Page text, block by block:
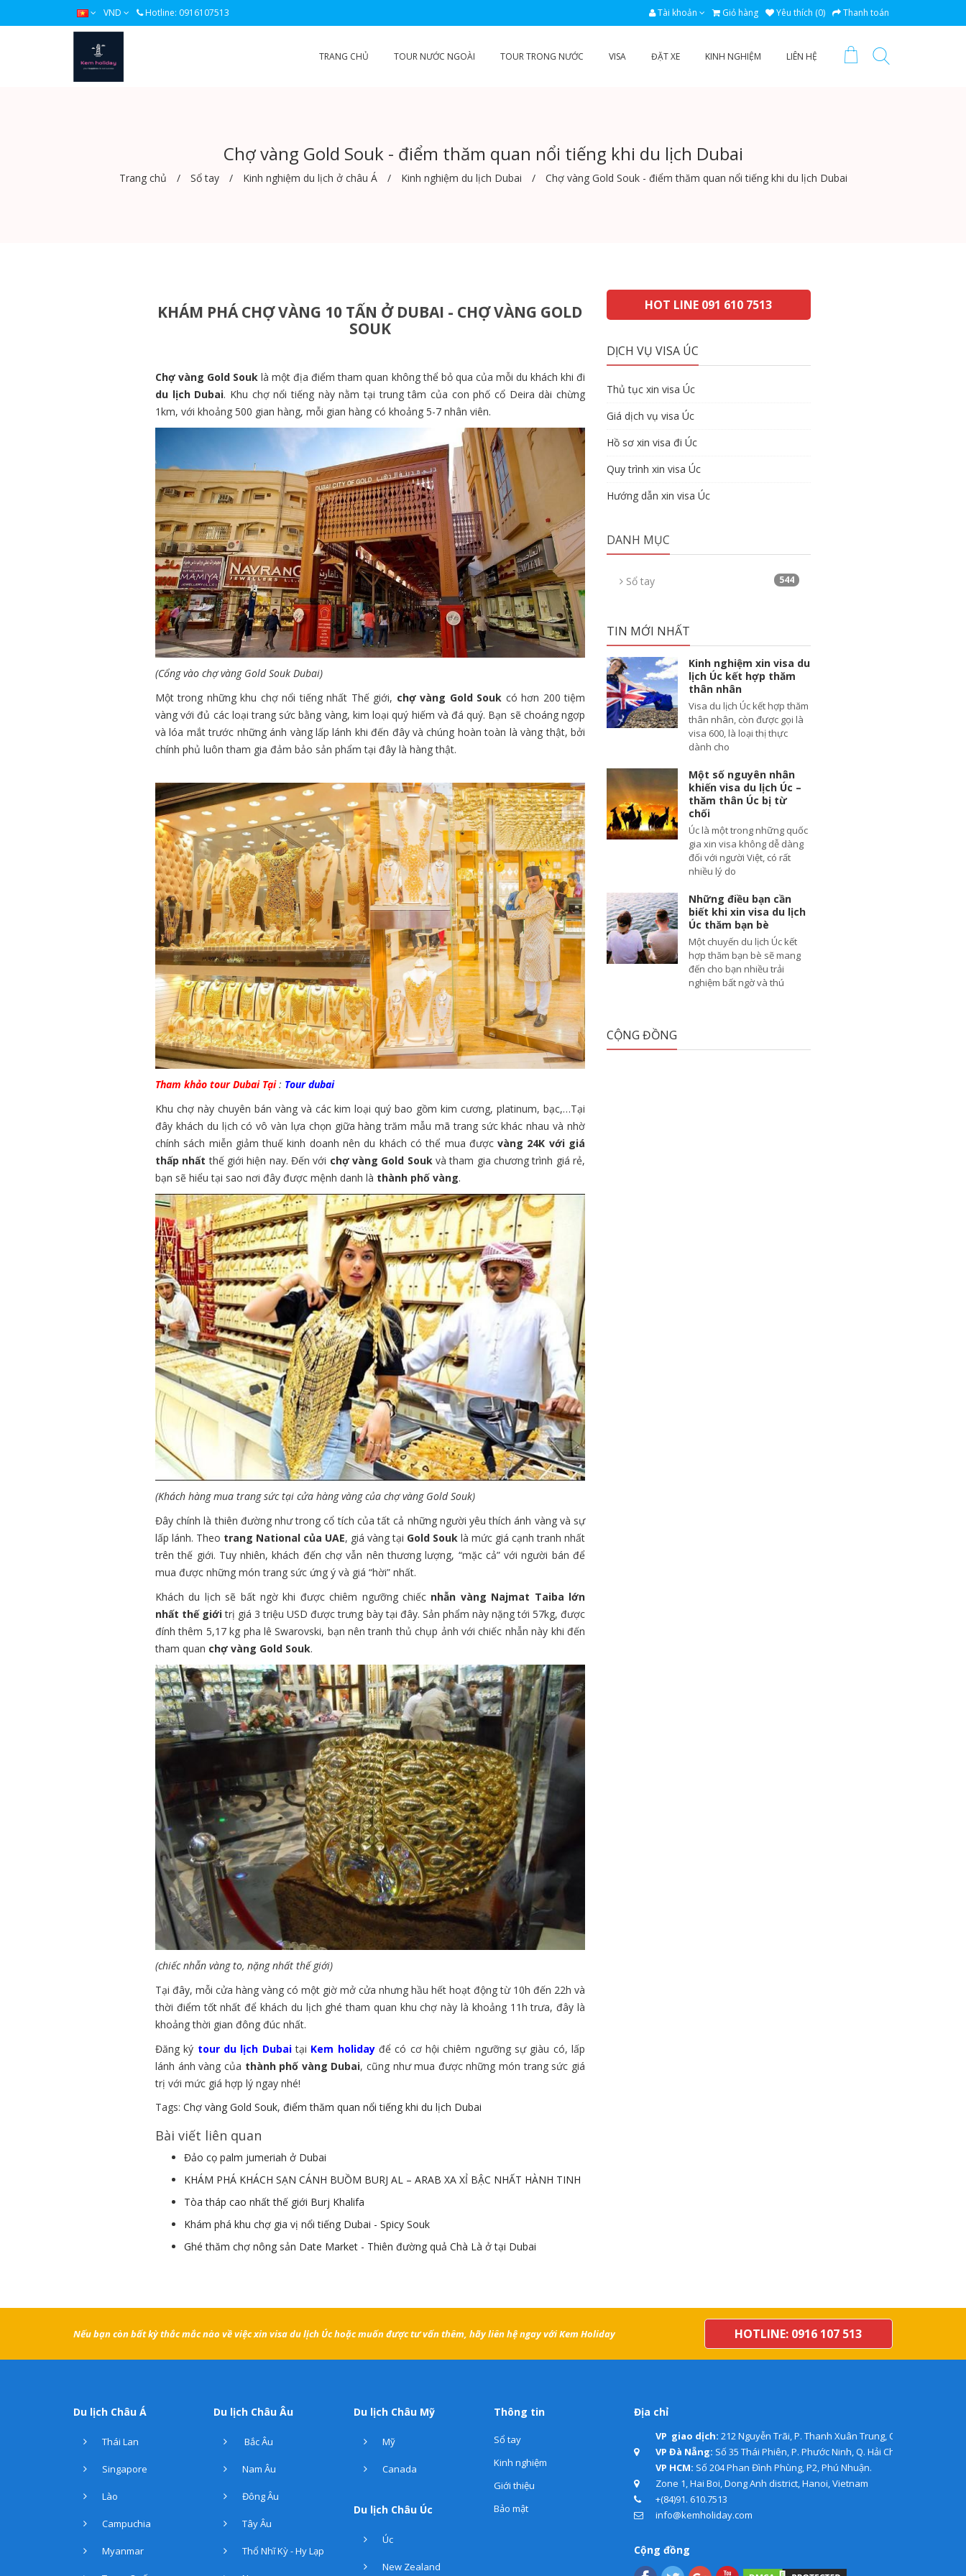
VND Hotline: 0916107513 Tài khoản Giỏ hàng Yêu thích (0) Thanh toán
TRANG CHỦ TOUR NƯỚC NGOÀI TOUR TRONG NƯỚC VISA ĐẶT XE KINH NGHIỆM LIÊN HỆ
Chợ vàng Gold Souk - điểm thăm quan nổi tiếng khi du lịch Dubai
Trang chủ Sổ tay Kinh nghiệm du lịch ở châu Á Kinh nghiệm du lịch Dubai Chợ vàng Gold Souk - điểm thăm quan nổi tiếng khi du lịch Dubai
KHÁM PHÁ CHỢ VÀNG 10 TẤN Ở DUBAI - CHỢ VÀNG GOLD
SOUK
Chợ vàng Gold Souk là một địa điểm tham quan không thể bỏ qua của mỗi du khách khi đi
du lịch Dubai. Khu chợ nổi tiếng này nằm tại trung tâm của con phố cổ Deira dài chừng
1km, với khoảng 500 gian hàng, mỗi gian hàng có khoảng 5-7 nhân viên.
(Cổng vào chợ vàng Gold Souk Dubai)
Một trong những khu chợ nổi tiếng nhất Thế giới, chợ vàng Gold Souk có hơn 200 tiệm
vàng với đủ các loại trang sức bằng vàng, kim loại quý hiếm và đá quý. Bạn sẽ choáng ngợp
và lóa mắt trước những ánh vàng lấp lánh khi đến đây và chúng hoàn toàn là vàng thật, bởi
chính phủ luôn tham gia đảm bảo sản phẩm tại đây là hàng thật.
Tham khảo tour Dubai Tại: Tour dubai
Khu chợ này chuyên bán vàng và các kim loại quý bao gồm kim cương, platinum, bạc,…Tại
đây khách du lịch có vô vàn lựa chọn giữa hàng trăm mẫu mã trang sức khác nhau và nhờ
chính sách miễn giảm thuế kinh doanh nên du khách có thể mua đượcvàng 24K với giá
thấp nhất thế giới hiện nay. Đến với chợ vàng Gold Soukvà tham gia chương trình giá rẻ,
bạn sẽ hiểu tại sao nơi đây được mệnh danh là thành phố vàng.
(Khách hàng mua trang sức tại cửa hàng vàng của chợ vàng Gold Souk)
Đây chính là thiên đường như trong cổ tích của tất cả những người yêu thích ánh vàng và sự
lấp lánh. Theo trang National của UAE, giá vàng tại Gold Souk là mức giá cạnh tranh nhất
trên thế giới. Tuy nhiên, khách đến chợ vẫn nên thương lượng, “mặc cả” với người bán để
mua được những món trang sức ứng ý và giá “hời” nhất.
Khách du lịch sẽ bất ngờ khi được chiêm ngưỡng chiếc nhẫn vàng Najmat Taiba lớn
nhất thế giớitrị giá 3 triệu USD được trưng bày tại đây. Sản phẩm này nặng tới 57kg, được
đính thêm 5,17 kg pha lê Swarovski, bạn nên tranh thủ chụp ảnh với chiếc nhẫn này khi đến
tham quan chợ vàng Gold Souk.
(chiếc nhẫn vàng to, nặng nhất thế giới)
Tại đây, mỗi cửa hàng vàng có một giờ mở cửa nhưng hầu hết hoạt động từ 10h đến 22h và
thời điểm tốt nhất để khách du lịch ghé tham quan khu chợ này là khoảng 11h trưa, đây là
khoảng thời gian đông đúc nhất.
Đăng ký tour du lịch Dubaitại Kem holiday để có cơ hội chiêm ngưỡng sự giàu có, lấp
lánh ánh vàng của thành phố vàng Dubai, cũng như mua được những món trang sức giá
trị với mức giá hợp lý ngay nhé!
Tags: Chợ vàng Gold Souk, điểm thăm quan nổi tiếng khi du lịch Dubai
Bài viết liên quan
Đảo cọ palm jumeriah ở Dubai
KHÁM PHÁ KHÁCH SẠN CÁNH BUỒM BURJ AL – ARAB XA XỈ BẬC NHẤT HÀNH TINH
Tòa tháp cao nhất thế giới Burj Khalifa
Khám phá khu chợ gia vị nổi tiếng Dubai - Spicy Souk
Ghé thăm chợ nông sản Date Market - Thiên đường quả Chà Là ở tại Dubai
HOT LINE 091 610 7513
DỊCH VỤ VISA ÚC
Thủ tục xin visa Úc
Giá dịch vụ visa Úc
Hồ sơ xin visa đi Úc
Quy trình xin visa Úc
Hướng dẫn xin visa Úc
DANH MỤC
Sổ tay 544
TIN MỚI NHẤT
Kinh nghiệm xin visa du
lịch Úc kết hợp thăm
thân nhân
Visa du lịch Úc kết hợp thăm
thân nhân, còn được gọi là
visa 600, là loại thị thực
dành cho
Một số nguyên nhân
khiến visa du lịch Úc –
thăm thân Úc bị từ
chối
Úc là một trong những quốc
gia xin visa không dễ dàng
đối với người Việt, có rất
nhiều lý do
Những điều bạn cần
biết khi xin visa du lịch
Úc thăm bạn bè
Một chuyến du lịch Úc kết
hợp thăm bạn bè sẽ mang
đến cho bạn nhiều trải
nghiệm bất ngờ và thú
CỘNG ĐỒNG
Nếu bạn còn bất kỳ thắc mắc nào về việc xin visa du lịch Úc hoặc muốn được tư vấn thêm, hãy liên hệ ngay với Kem Holiday HOTLINE: 0916 107 513
Du lịch Châu Á
Thái Lan
Singapore
Lào
Campuchia
Myanmar
Du lịch Châu Âu
Bắc Âu
Nam Âu
Đông Âu
Tây Âu
Thổ Nhĩ Kỳ - Hy Lạp
Du lịch Châu Mỹ
Mỹ
Canada
Du lịch Châu Úc
Úc
New Zealand
Thông tin
Sổ tay
Kinh nghiệm
Giới thiệu
Bảo mật
Địa chỉ
VP giao dịch: 212 Nguyễn Trãi, P. Thanh Xuân Trung, Q. Thanh Xuân,
VP Đà Nẵng: Số 35 Thái Phiên, P. Phước Ninh, Q. Hải Châu.
VP HCM: Số 204 Phan Đình Phùng, P2, Phú Nhuận.
Zone 1, Hai Boi, Dong Anh district, Hanoi, Vietnam
+(84)91. 610.7513
info@kemholiday.com
Cộng đồng